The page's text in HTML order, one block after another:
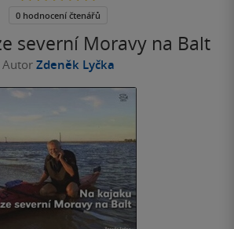
severní Moravy na Balt
Autor Zdeněk Lyčka
5
0 hodnocení čtenářů